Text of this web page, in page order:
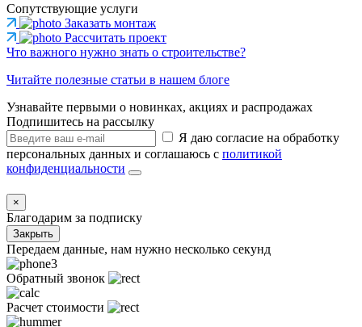
Сопутствующие услуги
Заказать монтаж
Рассчитать проект
Что важного нужно знать о строительстве?
Читайте полезные статьи в нашем блоге
Узнавайте первыми о новинках, акциях и распродажах
Подпишитесь на рассылку
Я даю согласие на обработку
персональных данных и соглашаюсь с политикой
конфиденциальности
×
Благодарим за подписку
Закрыть
Передаем данные, нам нужно несколько секунд
Обратный звонок
Расчет стоимости